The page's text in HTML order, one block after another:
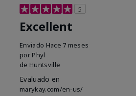
5
Excellent
Enviado Hace 7 meses
por Phyl
de Huntsville
Evaluado en
marykay.com/en-us/